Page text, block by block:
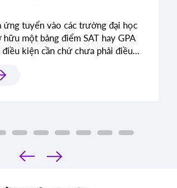
ứng tuyển vào các trường đại học
hữu một bảng điểm SAT hay GPA
kiện cần chứ chưa phải điều
bị từ chối chỉ vì bài luận thiếu
‹
›